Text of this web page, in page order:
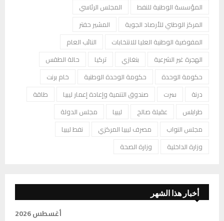
المؤسسة الوطنية للنفط
المجلس الرئاسي
المركز الوطني للأرصاد الجوية
المشير حفتر
المفوضية الوطنية العليا للانتخابات
النائب العام
الهجرة غير الشرعية
بنغازي تركيا
حالة الطقس
حكومة الوحدة
حكومة الوحدة الوطنية
خام برنت
درنة
سرت صندوق التنمية وإعادة إعمار ليبيا
طاقة
طرابلس
عقيلة صالح ليبيا
مجلس الدولة
مجلس النواب
مصرف ليبيا المركزي
نفط ليبيا
وزارة الداخلية
وزارة الصحة
أخبار هذا الشهر
أغسطس 2026